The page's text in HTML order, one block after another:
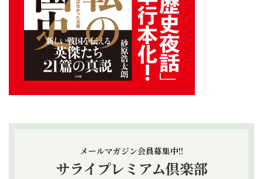
メールマガジン会員募集中!!
サライプレミアム倶楽部